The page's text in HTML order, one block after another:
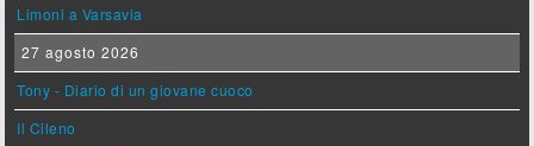
Limoni a Varsavia
27 agosto 2026
Tony - Diario di un giovane cuoco
Il Cileno